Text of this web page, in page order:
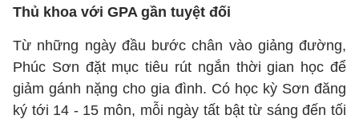
Thủ khoa với GPA gần tuyệt đối
Từ những ngày đầu bước chân vào giảng đường,
Phúc Sơn đặt mục tiêu rút ngắn thời gian học để
giảm gánh nặng cho gia đình. Có học kỳ Sơn đăng
ký tới 14 - 15 môn, mỗi ngày tất bật từ sáng đến tối